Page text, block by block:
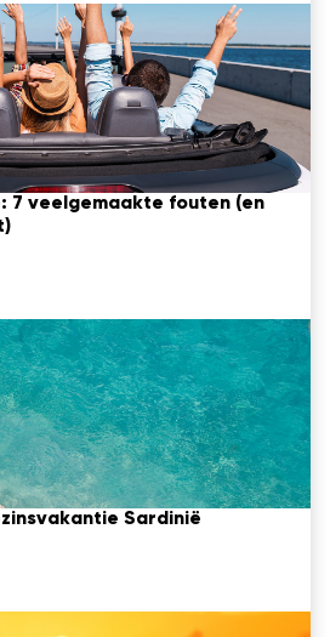
7 veelgemaakte fouten (en
Sardinië